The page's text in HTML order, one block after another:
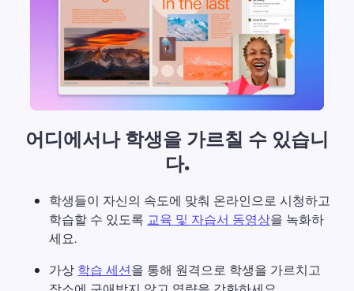
어디에서나 학생을 가르칠 수 있습니
다.
학생들이 자신의 속도에 맞춰 온라인으로 시청하고
학습할 수 있도록 교육 및 자습서 동영상을 녹화하
세요.
가상 학습 세션을 통해 원격으로 학생을 가르치고